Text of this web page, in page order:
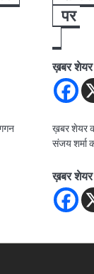
पर
ख़बर
ख़बर शेयर
संजय शर्मा
ख़बर